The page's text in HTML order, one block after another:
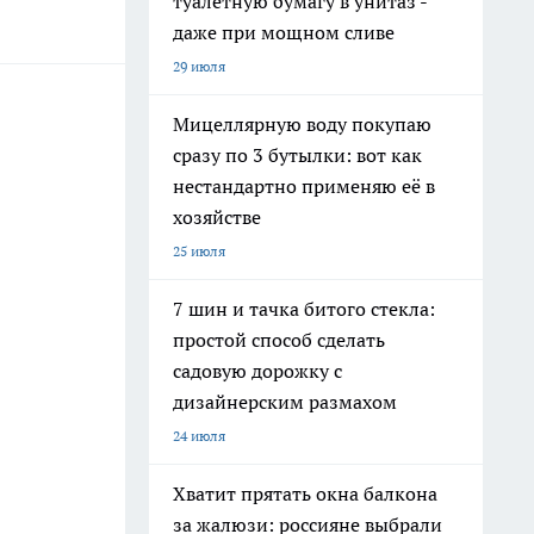
даже при мощном сливе
29 июля
Мицеллярную воду покупаю
сразу по 3 бутылки: вот как
нестандартно применяю её в
хозяйстве
25 июля
7 шин и тачка битого стекла:
простой способ сделать
садовую дорожку с
дизайнерским размахом
24 июля
Хватит прятать окна балкона
за жалюзи: россияне выбрали